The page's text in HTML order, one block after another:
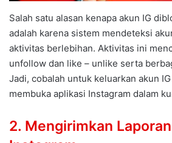
Salah satu alasan kenapa akun IG
adalah karena sistem mendeteksi
aktivitas berlebihan. Aktivitas ini
unfollow dan like – unlike serta
Jadi, cobalah untuk keluarkan akun
membuka aplikasi Instagram dalam
2. Mengirimkan